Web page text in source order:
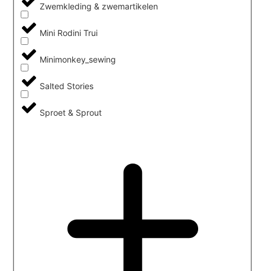
Zwemkleding & zwemartikelen
Mini Rodini Trui
Minimonkey_sewing
Salted Stories
Sproet & Sprout